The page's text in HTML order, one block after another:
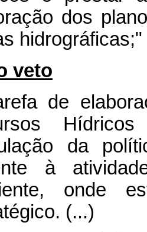
dos
hidrográficas;"
veto
de
da
à
onde
(...)